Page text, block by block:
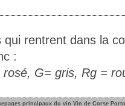
qui rentrent dans la
:
G= gris, Rg =
principaux du vin Vin de Corse